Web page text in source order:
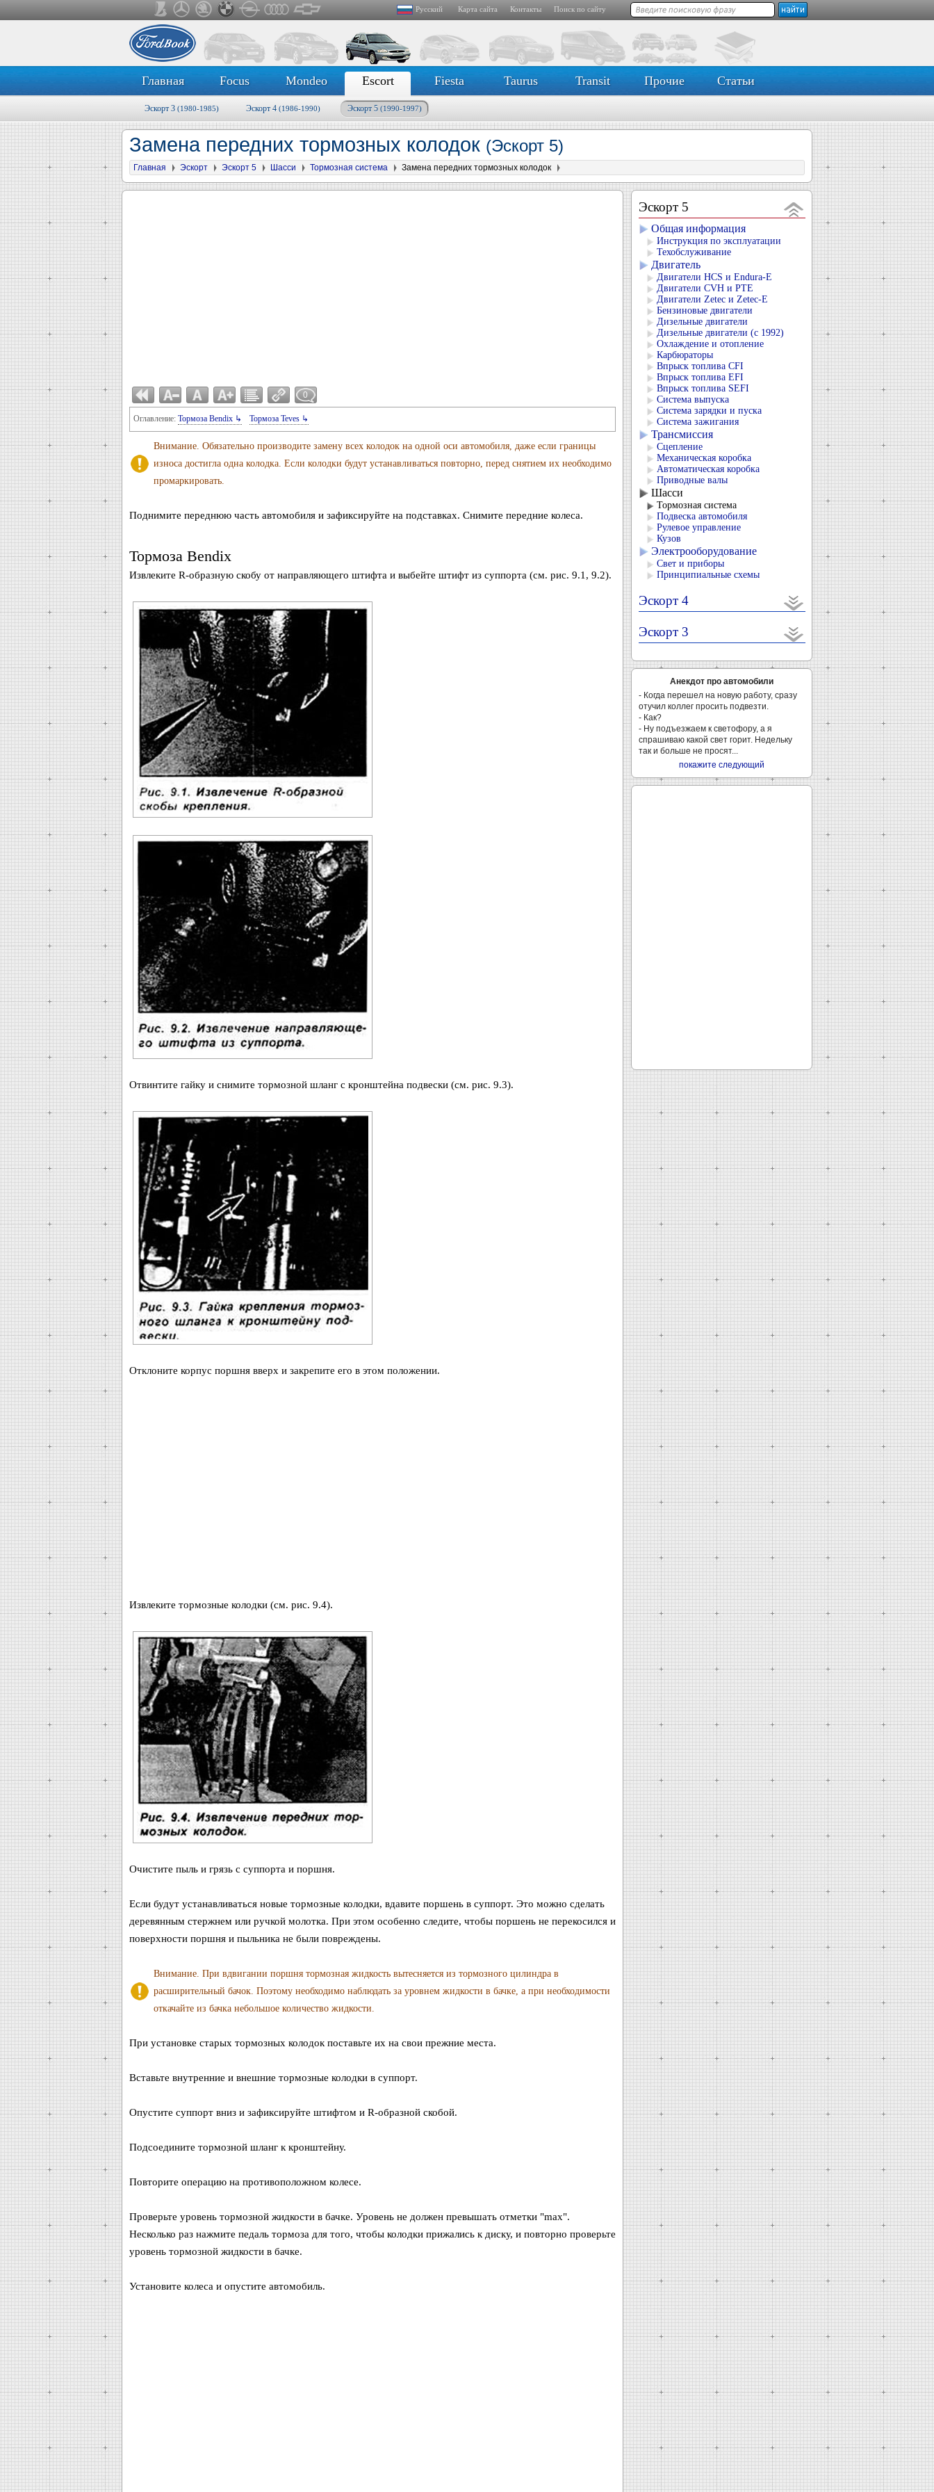
Русский Карта сайта Контакты Поиск по сайту
Главная Focus Mondeo Escort Fiesta Taurus Transit Прочие Статьи
Эскорт 3 (1980-1985) Эскорт 4 (1986-1990) Эскорт 5 (1990-1997)
Замена передних тормозных колодок (Эскорт 5)
Главная Эскорт Эскорт 5 Шасси Тормозная система Замена передних тормозных колодок
0
Оглавление: Тормоза Bendix ↳ Тормоза Teves ↳
Внимание. Обязательно производите замену всех колодок на одной оси автомобиля, даже если границы
износа достигла одна колодка. Если колодки будут устанавливаться повторно, перед снятием их необходимо
промаркировать.
Поднимите переднюю часть автомобиля и зафиксируйте на подставках. Снимите передние колеса.
Тормоза Bendix
Извлеките R-образную скобу от направляющего штифта и выбейте штифт из суппорта (см. рис. 9.1, 9.2).
Отвинтите гайку и снимите тормозной шланг с кронштейна подвески (см. рис. 9.3).
Отклоните корпус поршня вверх и закрепите его в этом положении.
Извлеките тормозные колодки (см. рис. 9.4).
Очистите пыль и грязь с суппорта и поршня.
Если будут устанавливаться новые тормозные колодки, вдавите поршень в суппорт. Это можно сделать
деревянным стержнем или ручкой молотка. При этом особенно следите, чтобы поршень не перекосился и
поверхности поршня и пыльника не были повреждены.
Внимание. При вдвигании поршня тормозная жидкость вытесняется из тормозного цилиндра в
расширительный бачок. Поэтому необходимо наблюдать за уровнем жидкости в бачке, а при необходимости
откачайте из бачка небольшое количество жидкости.
При установке старых тормозных колодок поставьте их на свои прежние места.
Вставьте внутренние и внешние тормозные колодки в суппорт.
Опустите суппорт вниз и зафиксируйте штифтом и R-образной скобой.
Подсоедините тормозной шланг к кронштейну.
Повторите операцию на противоположном колесе.
Проверьте уровень тормозной жидкости в бачке. Уровень не должен превышать отметки "max".
Несколько раз нажмите педаль тормоза для того, чтобы колодки прижались к диску, и повторно проверьте
уровень тормозной жидкости в бачке.
Установите колеса и опустите автомобиль.
Эскорт 5
Общая информация
Инструкция по эксплуатации
Техобслуживание
Двигатель
Двигатели HCS и Endura-E
Двигатели CVH и РТЕ
Двигатели Zetec и Zetec-E
Бензиновые двигатели
Дизельные двигатели
Дизельные двигатели (с 1992)
Охлаждение и отопление
Карбюраторы
Впрыск топлива CFI
Впрыск топлива EFI
Впрыск топлива SEFI
Система выпуска
Система зарядки и пуска
Система зажигания
Трансмиссия
Сцепление
Механическая коробка
Автоматическая коробка
Приводные валы
Шасси
Тормозная система
Подвеска автомобиля
Рулевое управление
Кузов
Электрооборудование
Свет и приборы
Принципиальные схемы
Эскорт 4
Эскорт 3
Анекдот про автомобили
- Когда перешел на новую работу, сразу
отучил коллег просить подвезти.
- Как?
- Ну подъезжаем к светофору, а я
спрашиваю какой свет горит. Недельку
так и больше не просят...
покажите следующий